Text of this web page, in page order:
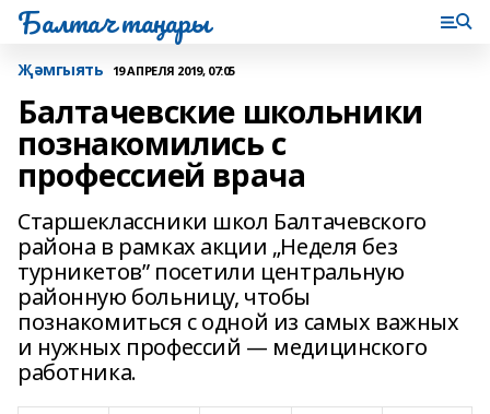
Балтач таңнары
Җәмгыять 19 АПРЕЛЯ 2019, 07:05
Балтачевские школьники
познакомились с
профессией врача
Старшеклассники школ Балтачевского
района в рамках акции „Неделя без
турникетов” посетили центральную
районную больницу, чтобы
познакомиться с одной из самых важных
и нужных профессий — медицинского
работника.